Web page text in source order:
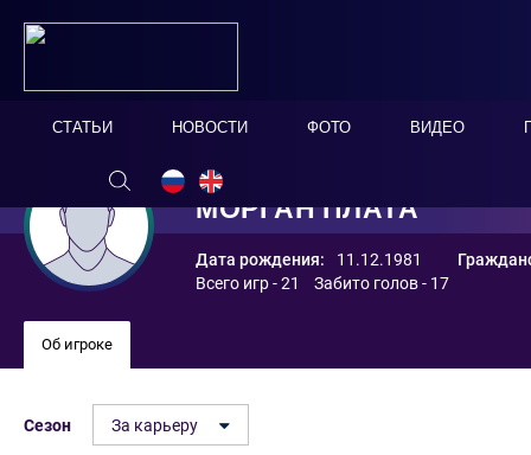
СТАТЬИ НОВОСТИ ФОТО ВИДЕО
МОРГАН ПЛАТА
Дата рождения: 11.12.1981
Всего игр - 21 Забито голов - 17
Об игроке
Сезон За карьеру